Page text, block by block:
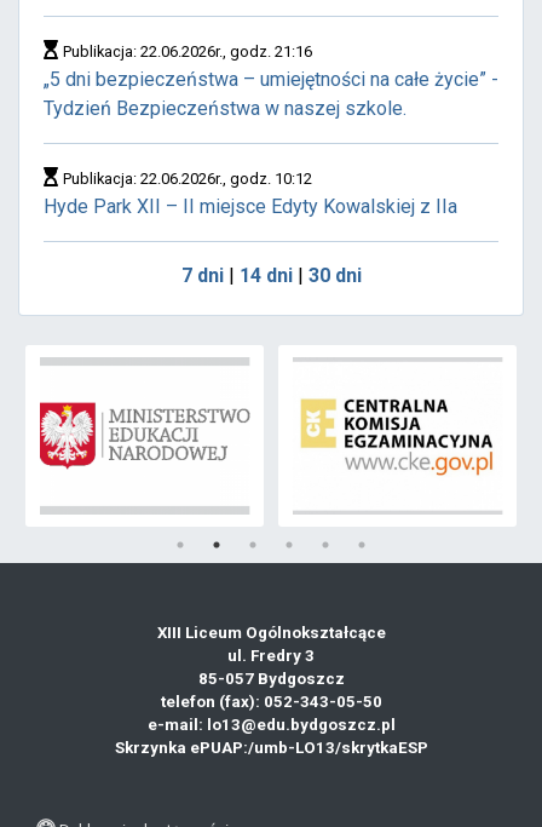
Publikacja: 22.06.2026r., godz. 21:16
„5 dni bezpieczeństwa – umiejętności na całe życie” -
Tydzień Bezpieczeństwa w naszej szkole.
Publikacja: 22.06.2026r., godz. 10:12
Hyde Park XII – II miejsce Edyty Kowalskiej z IIa
7 dni| 14 dni| 30 dni
XIII Liceum Ogólnokształcące
ul. Fredry 3
85-057 Bydgoszcz
telefon (fax): 052-343-05-50
e-mail: lo13@edu.bydgoszcz.pl
Skrzynka ePUAP:/umb-LO13/skrytkaESP